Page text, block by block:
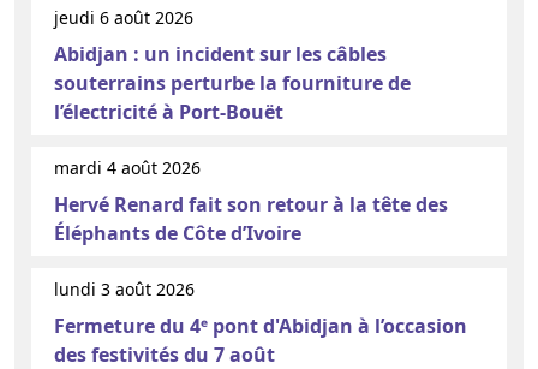
jeudi 6 août 2026
Abidjan : un incident sur les câbles
souterrains perturbe la fourniture de
l’électricité à Port-Bouët
mardi 4 août 2026
Hervé Renard fait son retour à la tête des
Éléphants de Côte d’Ivoire
lundi 3 août 2026
Fermeture du 4ᵉ pont d'Abidjan à l’occasion
des festivités du 7 août